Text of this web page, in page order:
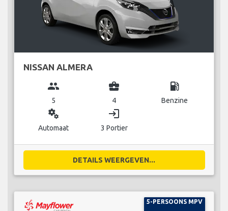
NISSAN ALMERA
group
5
business_center
4
local_gas_station
Benzine
miscellaneous_services
Automaat
login
3 Portier
DETAILS WEERGEVEN...
5-PERSOONS MPV